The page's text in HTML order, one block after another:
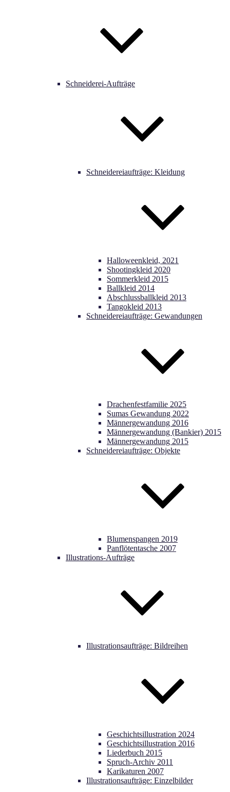
Schneiderei-Aufträge
Schneidereiaufträge: Kleidung
Halloweenkleid, 2021
Shootingkleid 2020
Sommerkleid 2015
Ballkleid 2014
Abschlussballkleid 2013
Tangokleid 2013
Schneidereiaufträge: Gewandungen
Drachenfestfamilie 2025
Sumas Gewandung 2022
Männergewandung 2016
Männergewandung (Bankier) 2015
Männergewandung 2015
Schneidereiaufträge: Objekte
Blumenspangen 2019
Panflötentasche 2007
Illustrations-Aufträge
Illustrationsaufträge: Bildreihen
Geschichtsillustration 2024
Geschichtsillustration 2016
Liederbuch 2015
Spruch-Archiv 2011
Karikaturen 2007
Illustrationsaufträge: Einzelbilder